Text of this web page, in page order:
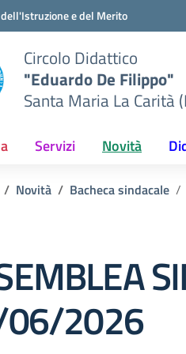
e del Merito
Circolo Didattico
"Eduardo De Filippo"
Santa Maria La Carità
Servizi Novità
Novità Bacheca sindacale
2026